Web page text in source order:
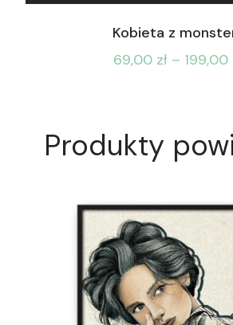
Kobieta z
69,00 zł – 199,00
Produkty